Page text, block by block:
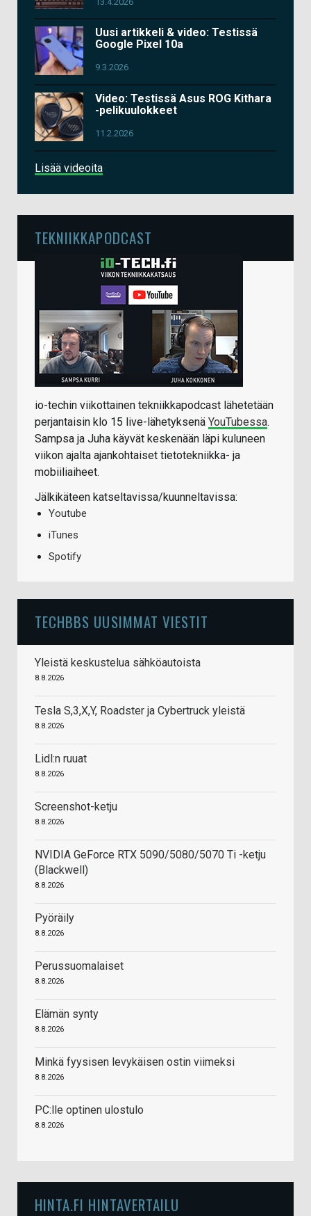
Uusi artikkeli & video: Testissä
Google Pixel 10a
9.3.2026
Video: Testissä Asus ROG Kithara
-pelikuulokkeet
11.2.2026
Lisää videoita
TEKNIIKKAPODCAST
io-techin viikottainen tekniikkapodcast lähetetään
perjantaisin klo 15 live-lähetyksenä YouTubessa.
Sampsa ja Juha käyvät keskenään läpi kuluneen
viikon ajalta ajankohtaiset tietotekniikka- ja
mobiiliaiheet.
Jälkikäteen katseltavissa/kuunneltavissa:
Youtube
iTunes
Spotify
TECHBBS UUSIMMAT VIESTIT
Yleistä keskustelua sähköautoista
8.8.2026
Tesla S,3,X,Y, Roadster ja Cybertruck yleistä
8.8.2026
Lidl:n ruuat
8.8.2026
Screenshot-ketju
8.8.2026
NVIDIA GeForce RTX 5090/5080/5070 Ti -ketju
(Blackwell)
8.8.2026
Pyöräily
8.8.2026
Perussuomalaiset
8.8.2026
Elämän synty
8.8.2026
Minkä fyysisen levykäisen ostin viimeksi
8.8.2026
PC:lle optinen ulostulo
8.8.2026
HINTA.FI HINTAVERTAILU